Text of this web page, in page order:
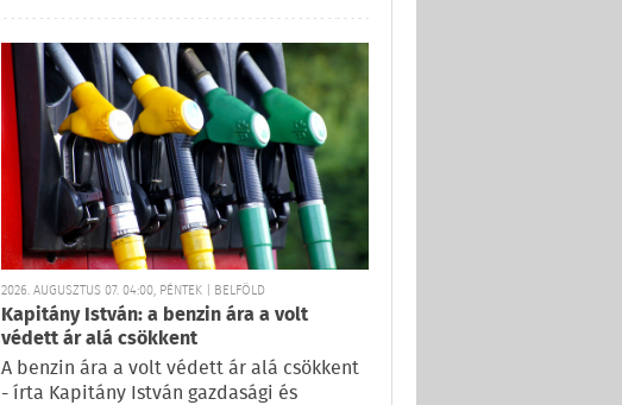
2026. AUGUSZTUS 07. 04:00, PÉNTEK | BELFÖLD
Kapitány István: a benzin ára a volt
védett ár alá csökkent
A benzin ára a volt védett ár alá csökkent
- írta Kapitány István gazdasági és